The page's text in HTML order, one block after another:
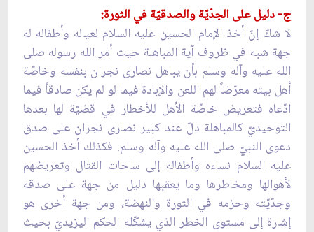
ج- دليل على الجدّيّة والصدقيّة في الثورة:
لا شكّ إنّ أخذ الإمام الحسين عليه السلام لعياله وأطفاله له
جهة شبه في ظروف آية المباهلة حيث أمر الله رسوله صلى
الله عليه وآله وسلم بأن يباهل نصارى نجران بنفسه وخاصّة
أهل بيته معرّضاً لهم اللعن والإبادة فيما لو لم يكن صادقاً فيما
ادّعاه فتعريض خاصّة الأهل للأخطار في قضيّة لها بعدها
التوحيديّ كالمباهلة دلّ عند كبير نصارى نجران على صدق
دعوى النبيّ صلى الله عليه وآله وسلم. فكذلك أخذ الحسين
عليه السلام نساءه وأطفاله إلى ساحات القتال وتعريضهم
لأهوالها ومخاطرها وما يعقبها دليل من جهة على صدقه
وجدّيّته وحزمه في الثورة والنهضة، ومن جهة أخرى هو
إشارة إلى مستوى الخطر الذي يشكّله الحكم اليزيديّ بحيث